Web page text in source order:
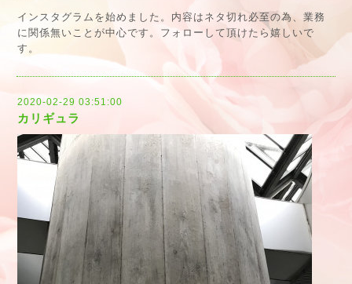
インスタグラムを始めました。内容はネタ切れ必至の為、業務
に関係無いことが中心です。フォローして頂けたら嬉しいで
す。
2020-02-29 03:51:00
カリギュラ